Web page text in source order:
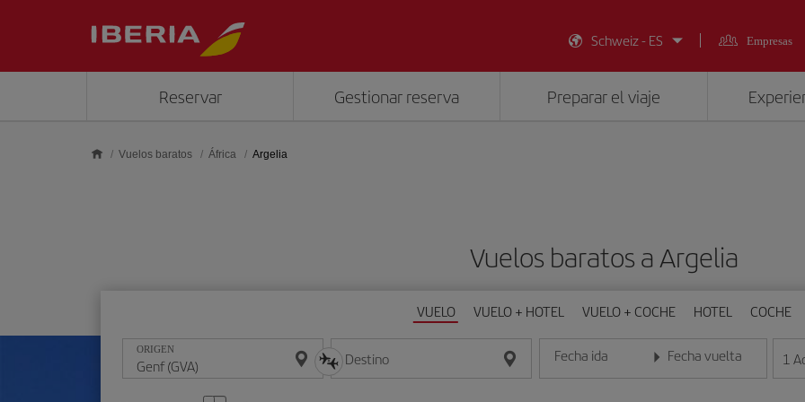
Schweiz - ES
Empresas
Reservar Gestionar reserva Preparar el viaje
Vuelos baratos África Argelia
Vuelos baratos a Argelia
VUELO VUELO + HOTEL VUELO + COCHE HOTEL COCHE
ORIGEN Destino Fecha ida
Introduce la fecha en formato día/mes/año
Fecha vuelta
Introduce la fecha en 1